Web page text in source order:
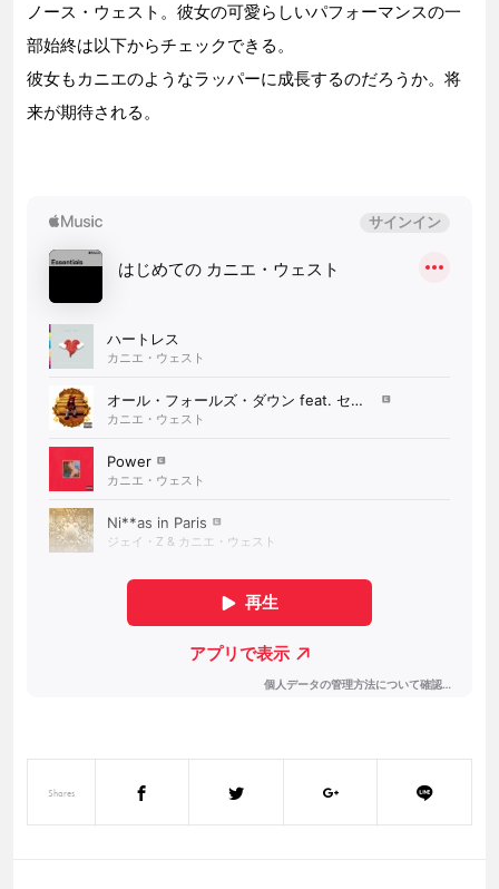
ノース・ウェスト。彼女の可愛らしいパフォーマンスの一
部始終は以下からチェックできる。
彼女もカニエのようなラッパーに成長するのだろうか。将
来が期待される。
Shares